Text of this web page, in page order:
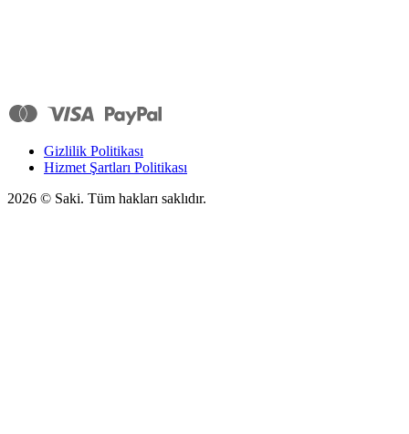
Gizlilik Politikası
Hizmet Şartları Politikası
2026 © Saki. Tüm hakları saklıdır.